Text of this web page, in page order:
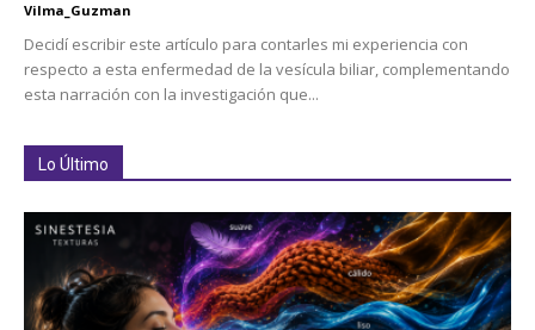
Vilma_Guzman
Decidí escribir este artículo para contarles mi experiencia con
respecto a esta enfermedad de la vesícula biliar, complementando
esta narración con la investigación que...
Lo Último